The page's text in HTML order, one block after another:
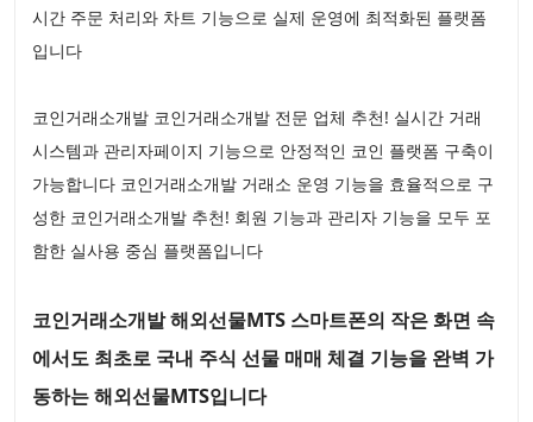
시간 주문 처리와 차트 기능으로 실제 운영에 최적화된 플랫폼
입니다
코인거래소개발 코인거래소개발 전문 업체 추천! 실시간 거래
시스템과 관리자페이지 기능으로 안정적인 코인 플랫폼 구축이
가능합니다 코인거래소개발 거래소 운영 기능을 효율적으로 구
성한 코인거래소개발 추천! 회원 기능과 관리자 기능을 모두 포
함한 실사용 중심 플랫폼입니다
코인거래소개발 해외선물MTS 스마트폰의 작은 화면 속
에서도 최초로 국내 주식 선물 매매 체결 기능을 완벽 가
동하는 해외선물MTS입니다